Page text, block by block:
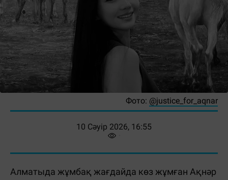
Фото: @justice_for_aqnar
10 Сәуір 2026, 16:55
Алматыда жұмбақ жағдайда көз жұмған Ақнәр